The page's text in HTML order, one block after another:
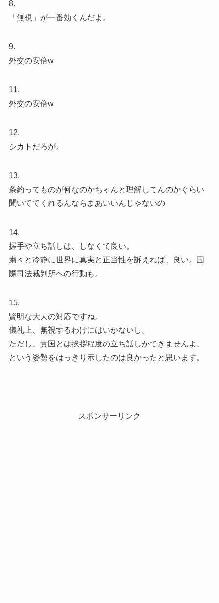
8.
「無視」が一番効くんだよ。
9.
外交の安倍w
11.
外交の安倍w
12.
シカトだろが。
13.
条約ってものが何なのかちゃんと理解してんのかぐらい
聞いててくれるんならまあいいんじゃないの
14.
握手や立ち話しは、しなくて良い。
粛々と冷静に世界に真実と正当性を訴えれば、良い。国
際司法裁判所への行動も。
15.
賢明な大人の対応ですね。
儀礼上、無視するわけにはいかないし。
ただし、貴国とは挨拶程度の立ち話しかできませんよ、
という姿勢をはっきり示したのは良かったと思います。
スポンサーリンク